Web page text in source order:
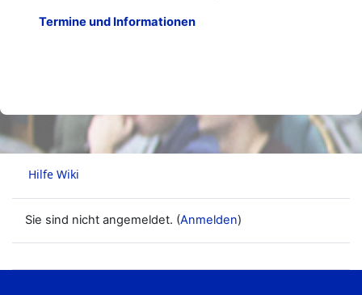
Termine und Informationen
Sie sind nicht angemeldet. (Anmelden)